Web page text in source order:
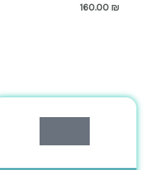
160.00 ₪